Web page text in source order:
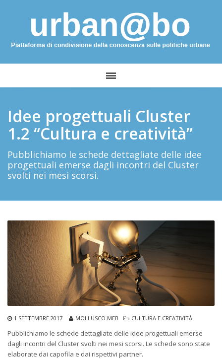
Idee progettuali Cluster
1.2 “Cultura e creatività”
Pubblichiamo le schede dettagliate delle idee
progettuali emerse dagli incontri del Cluster
svolti nei mesi scorsi.
1 SETTEMBRE 2017 MOLLUSCO.MEB CULTURA E CREATIVITÀ
Pubblichiamo le schede dettagliate delle idee progettuali emerse
dagli incontri del Cluster svolti nei mesi scorsi. Le schede sono state
elaborate dai capofila e dai rispettivi partner.